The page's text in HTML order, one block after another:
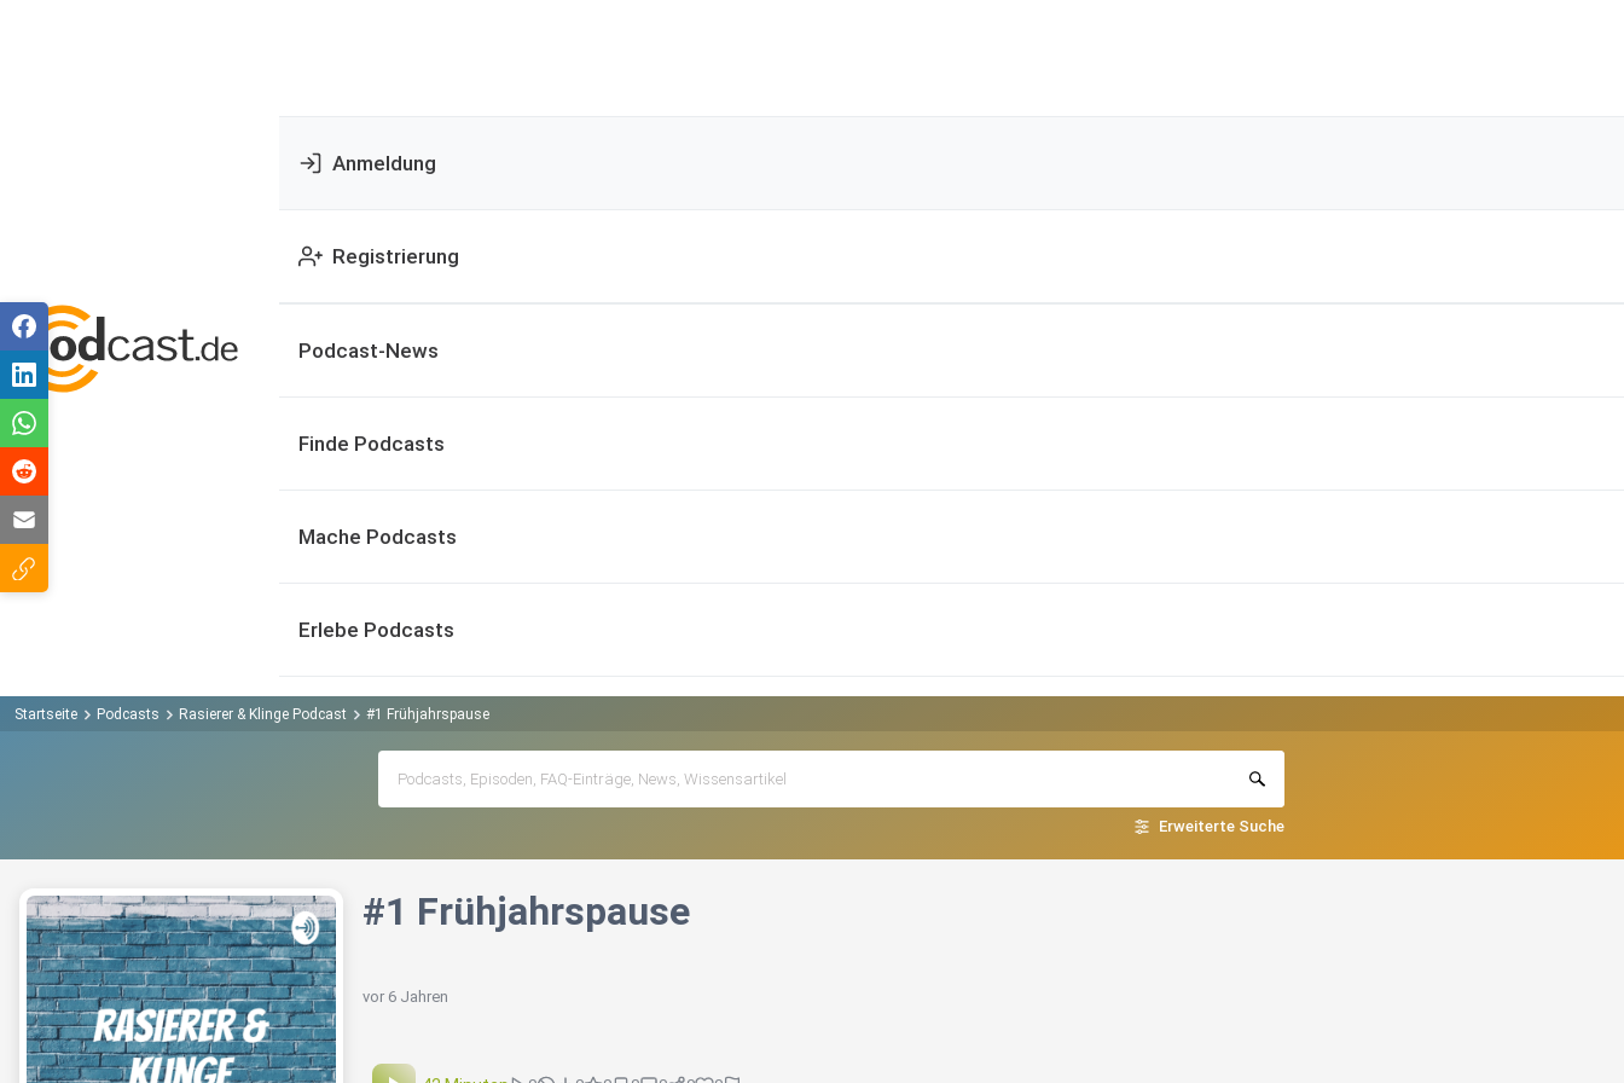
Anmeldung
Registrierung
Podcast-News
Finde Podcasts
Mache Podcasts
Erlebe Podcasts
Startseite Podcasts Rasierer & Klinge Podcast #1 Frühjahrspause
Erweiterte Suche
#1 Frühjahrspause
vor 6 Jahren